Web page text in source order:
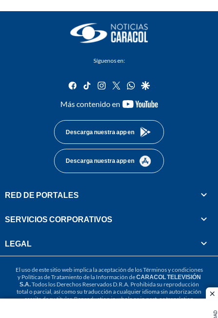
Síguenos en:
facebook
tiktok instagram
twitterwhatsapp
google
Más contenido en
youtube-
Descarga nuestra app en
Descarga nuestra app en
RED DE PORTALES
SERVICIOS CORPORATIVOS
LEGAL
El uso de este sitio web implica la aceptación de losTérminos y condiciones
y Políticas de Tratamiento de la Información deCARACOL TELEVISIÓN
S.A.Todos los Derechos Reservados D.R.A. Prohibida su reproducción
total o parcial, así como su traducción a cualquier idioma sin autorización
escrita de su titular. Reproduction in whole or in part, or translation